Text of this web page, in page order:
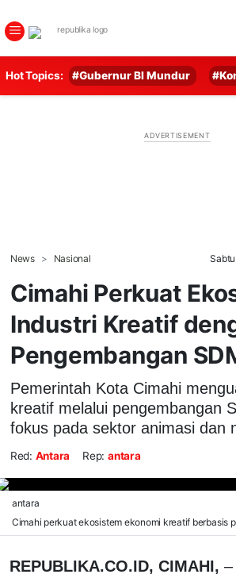
Hot Topics: #Gubernur BI Mundur
News Nasional
Cimahi Perkuat
Industri Kreatif
Pengembangan
Pemerintah Kota Cimahi
kreatif melalui pengembangan
fokus pada sektor animasi dan
Red: Antara Rep: antara
antara
Cimahi perkuat ekosistem ekonomi kreatif berbasis
REPUBLIKA.CO.ID, CIMAHI, –